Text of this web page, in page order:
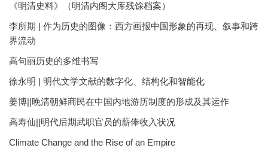
《明清史料》（明清内阁大库残馀档案）
李所期 | 作为历史的图像：西方画报中国形象的再现、叙事和跨
界流动
高句丽历史的多维书写
徐永明 | 明代文学文献的数字化、结构化和智能化
姜博||晚清朝鲜商民在中国内地游历制度的形成及其运作
高寿仙||明代后期武职官员的薪俸收入状况
Climate Change and the Rise of an Empire